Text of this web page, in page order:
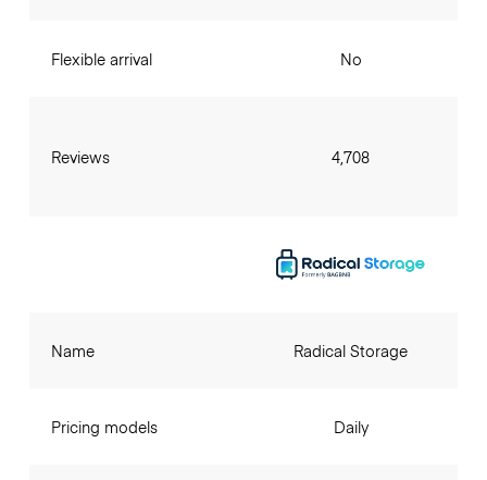
Flexible arrival
Reviews
No
4,708
Name
Pricing models
Radical Storage
Daily